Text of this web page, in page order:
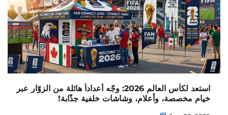
استعد لكأس العالم 2026: وجّه أعداداً هائلة من الزوّار عبر
خيام مخصصة، وأعلام، وشاشات خلفية جذّابة!